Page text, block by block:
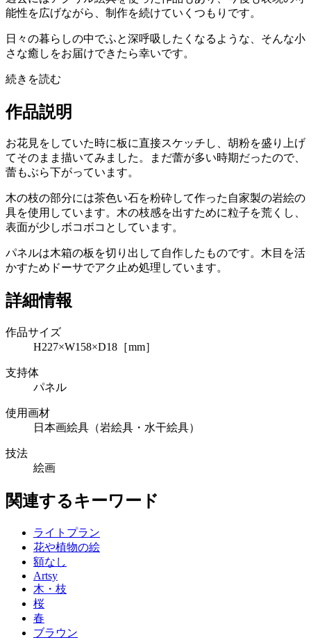
能性を広げながら、制作を続けていくつもりです。
日々の暮らしの中でふと深呼吸したくなるような、そんな小
さな癒しをお届けできたら幸いです。
続きを読む
作品説明
お花見をしていた時に板に直接スケッチし、胡粉を盛り上げ
てそのまま描いてみました。まだ蕾が多い時期だったので、
蕾もぶら下がっています。
木の枝の部分には茶色い石を粉砕して作った自家製の岩絵の
具を使用しています。木の枝感を出すために粒子を荒くし、
表面が少しボコボコとしています。
パネルは木箱の板を切り出して自作したものです。木目を活
かすためドーサでアク止め処理しています。
詳細情報
作品サイズ
H227×W158×D18［mm］
支持体
パネル
使用画材
日本画絵具（岩絵具・水干絵具）
技法
絵画
関連するキーワード
ライトプラン
花や植物の絵
額なし
Artsy
木・枝
桜
春
ブラウン